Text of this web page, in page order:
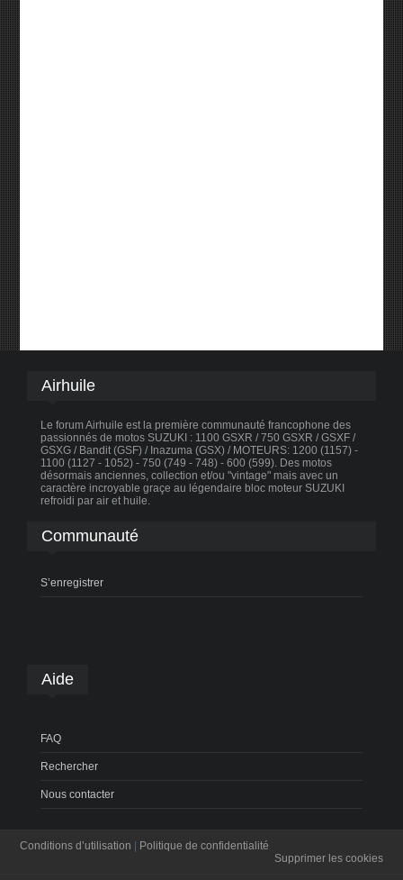
Airhuile
Le forum Airhuile est la première communauté francophone des
passionnés de motos SUZUKI : 1100 GSXR / 750 GSXR / GSXF /
GSXG / Bandit (GSF) / Inazuma (GSX) / MOTEURS: 1200 (1157) -
1100 (1127 - 1052) - 750 (749 - 748) - 600 (599). Des motos
désormais anciennes, collection et/ou "vintage" mais avec un
caractère incroyable graçe au légendaire bloc moteur SUZUKI
refroidi par air et huile.
Communauté
S’enregistrer
Aide
FAQ
Rechercher
Nous contacter
Conditions d’utilisation | Politique de confidentialité
Supprimer les cookies